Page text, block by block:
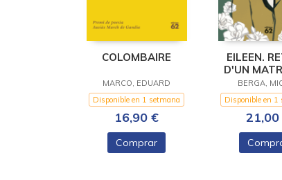
COLOMBAIRE
MARCO, EDUARD
Disponible en 1 setmana
16,90 €
Comprar
EILEEN.
D'UN
BERGA,
Disponible en 1
21,00